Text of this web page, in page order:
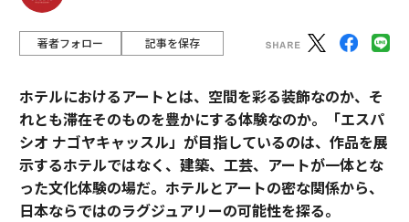
著者フォロー 記事を保存
ホテルにおけるアートとは、空間を彩る装飾なのか、そ
れとも滞在そのものを豊かにする体験なのか。「エスパ
シオ ナゴヤキャッスル」が目指しているのは、作品を展
示するホテルではなく、建築、工芸、アートが一体とな
った文化体験の場だ。ホテルとアートの密な関係から、
日本ならではのラグジュアリーの可能性を探る。